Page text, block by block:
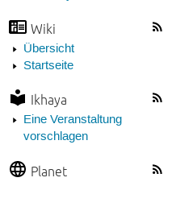
Wiki
Übersicht
Startseite
Ikhaya
Eine Veranstaltung
vorschlagen
Planet